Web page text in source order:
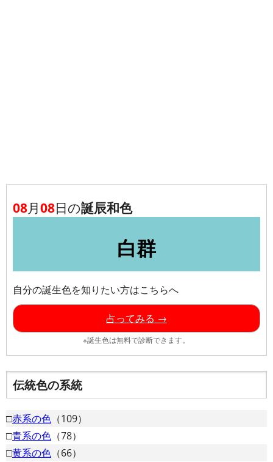
08月08日の誕辰和色
白群
自分の誕生色を知りたい方はこちらへ
占ってみる →
※誕生色は無料で診断できます。
伝統色の系統
□赤系の色 （109）
□青系の色 （78）
□黄系の色 （66）